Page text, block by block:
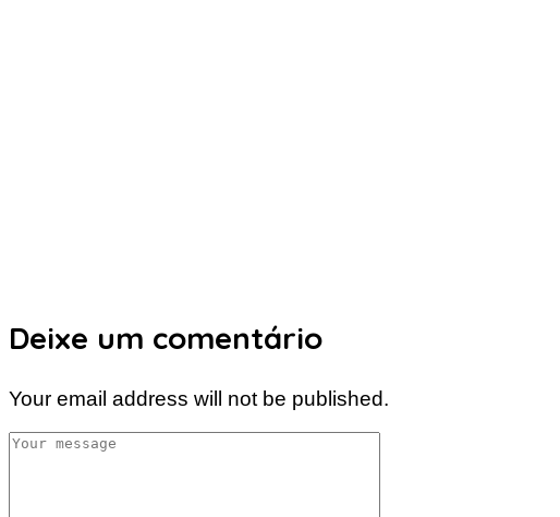
Deixe um comentário
Your email address will not be published.